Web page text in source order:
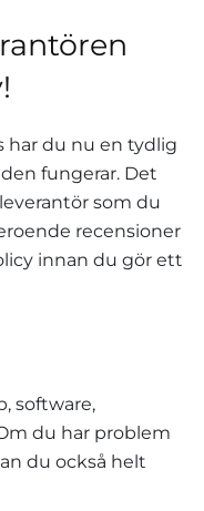
har du nu en tydlig
fungerar. Det
som du
recensioner
innan du gör ett
software,
du har problem
du också helt